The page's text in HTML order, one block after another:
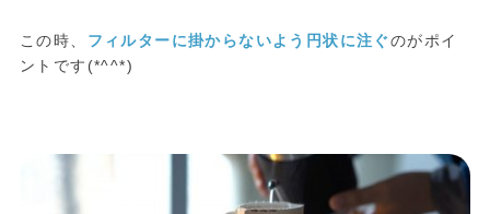
この時、 フィルターに掛からないよう円状に注ぐのがポイ
ントです(*^^*)